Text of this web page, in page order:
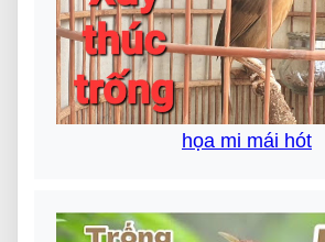
họa mi mái hót